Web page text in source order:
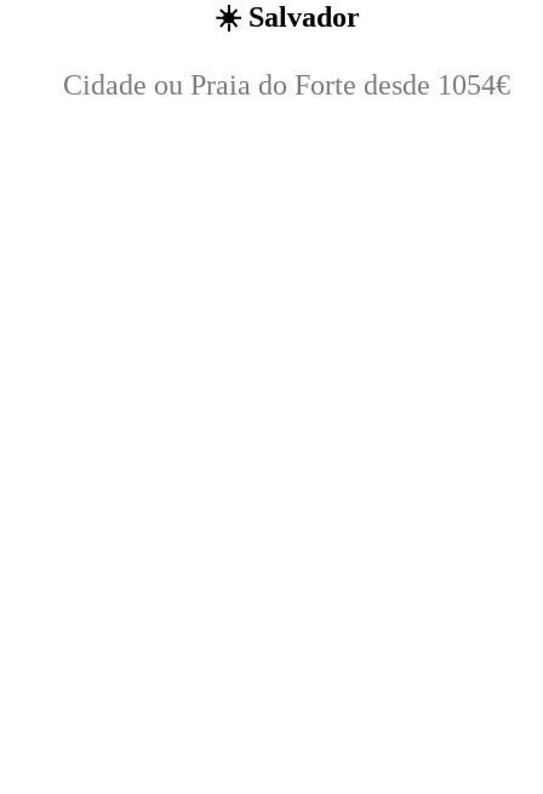
☀️ Salvador
Cidade ou Praia do Forte desde 1054€